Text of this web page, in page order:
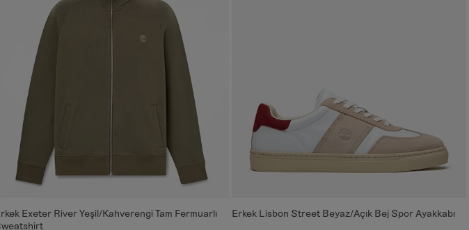
Exeter River Yeşil/Kahverengi Tam Fermuarlı
Erkek Lisbon Street Beyaz/Açık Bej Spor Ayakkabı